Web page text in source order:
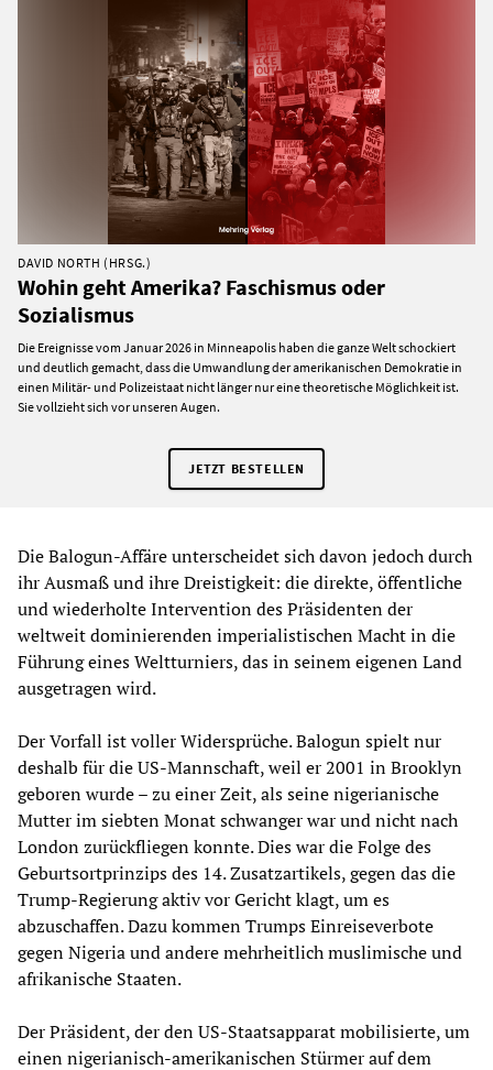
DAVID NORTH (HRSG.)
Wohin geht Amerika? Faschismus oder
Sozialismus
Die Ereignisse vom Januar 2026 in Minneapolis haben die ganze Welt schockiert
und deutlich gemacht, dass die Umwandlung der amerikanischen Demokratie in
einen Militär- und Polizeistaat nicht länger nur eine theoretische Möglichkeit ist.
Sie vollzieht sich vor unseren Augen.
JETZT BESTELLEN
Die Balogun-Affäre unterscheidet sich davon jedoch durch
ihr Ausmaß und ihre Dreistigkeit: die direkte, öffentliche
und wiederholte Intervention des Präsidenten der
weltweit dominierenden imperialistischen Macht in die
Führung eines Weltturniers, das in seinem eigenen Land
ausgetragen wird.
Der Vorfall ist voller Widersprüche. Balogun spielt nur
deshalb für die US-Mannschaft, weil er 2001 in Brooklyn
geboren wurde – zu einer Zeit, als seine nigerianische
Mutter im siebten Monat schwanger war und nicht nach
London zurückfliegen konnte. Dies war die Folge des
Geburtsortprinzips des 14. Zusatzartikels, gegen das die
Trump-Regierung aktiv vor Gericht klagt, um es
abzuschaffen. Dazu kommen Trumps Einreiseverbote
gegen Nigeria und andere mehrheitlich muslimische und
afrikanische Staaten.
Der Präsident, der den US-Staatsapparat mobilisierte, um
einen nigerianisch-amerikanischen Stürmer auf dem